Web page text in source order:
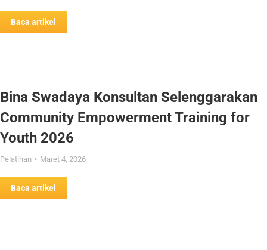
Baca artikel
Bina Swadaya Konsultan Selenggarakan
Community Empowerment Training for
Youth 2026
Pelatihan Maret 4, 2026
Baca artikel